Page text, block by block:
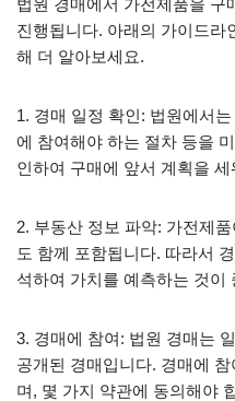
진행됩니다. 아래의 가이드라
해 더 알아보세요.
1. 경매 일정 확인: 법원에서
에 참여해야 하는 절차 등을
인하여 구매에 앞서 계획을
2. 부동산 정보 파악: 가전제
도 함께 포함됩니다. 따라서
석하여 가치를 예측하는 것이
3. 경매에 참여: 법원 경매는
공개된 경매입니다. 경매에
며, 몇 가지 약관에 동의해야